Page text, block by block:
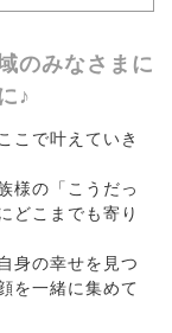
のみなさまに
♪
こで叶えていき
様の「こうだっ
どこまでも寄り
身の幸せを見つ
を一緒に集めて